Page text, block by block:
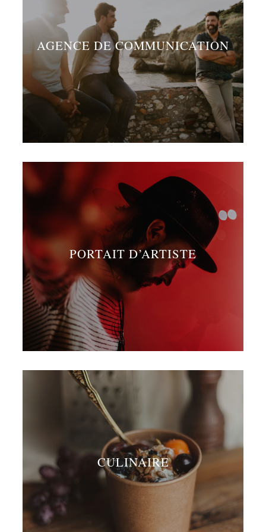
AGENCE DE COMMUNICATION
PORTAIT D’ARTISTE
CULINAIRE